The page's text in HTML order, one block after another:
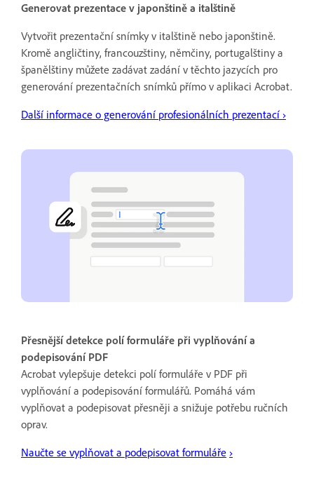
Generovat prezentace v japonštině a italštině
Vytvořit prezentační snímky v italštině nebo japonštině.
Kromě angličtiny, francouzštiny, němčiny, portugalštiny a
španělštiny můžete zadávat zadání v těchto jazycích pro
generování prezentačních snímků přímo v aplikaci Acrobat.
Další informace o generování profesionálních prezentací ›
Přesnější detekce polí formuláře při vyplňování a
podepisování PDF
Acrobat vylepšuje detekci polí formuláře v PDF při
vyplňování a podepisování formulářů. Pomáhá vám
vyplňovat a podepisovat přesněji a snižuje potřebu ručních
oprav.
Naučte se vyplňovat a podepisovat formuláře ›